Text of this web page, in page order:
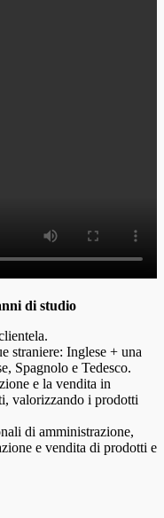
di studio
straniere: Inglese + una
Spagnolo e Tedesco.
e la vendita in
valorizzando i prodotti
di amministrazione,
e vendita di prodotti e